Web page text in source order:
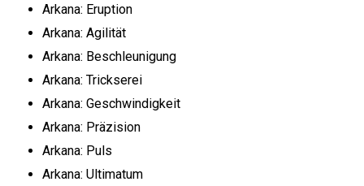
Arkana: Eruption
Arkana: Agilität
Arkana: Beschleunigung
Arkana: Trickserei
Arkana: Geschwindigkeit
Arkana: Präzision
Arkana: Puls
Arkana: Ultimatum